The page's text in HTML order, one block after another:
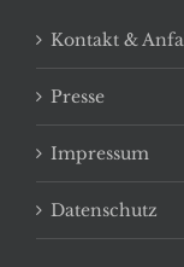
Kontakt &
Presse
Impressum
Datenschutz